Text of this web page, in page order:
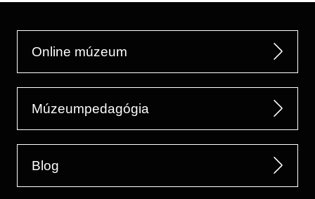
Online múzeum
Múzeumpedagógia
Blog